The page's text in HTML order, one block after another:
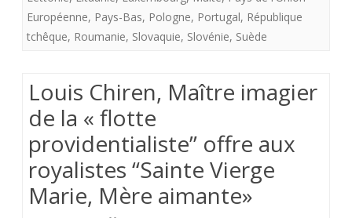
er
janvier
Européenne, Pays-Bas, Pologne, Portugal, République
tchêque, Roumanie, Slovaquie, Slovénie, Suède
Louis Chiren, Maître imagier
de la « flotte
providentialiste” offre aux
royalistes “Sainte Vierge
Marie, Mère aimante»